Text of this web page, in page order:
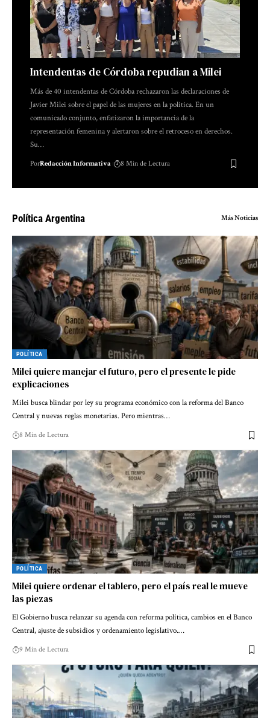
Intendentas de Córdoba repudian a Milei
Más de 40 intendentas de Córdoba rechazaron las declaraciones de
Javier Milei sobre el papel de las mujeres en la política. En un
comunicado conjunto, enfatizaron la importancia de la
representación femenina y alertaron sobre el retroceso en derechos.
Su…
PorRedacción Informativa 8 Min de Lectura
Política Argentina Más Noticias
POLÍTICA
Milei quiere manejar el futuro, pero el presente le pide
explicaciones
Milei busca blindar por ley su programa económico con la reforma del Banco
Central y nuevas reglas monetarias. Pero mientras…
8 Min de Lectura
POLÍTICA
Milei quiere ordenar el tablero, pero el país real le mueve
las piezas
El Gobierno busca relanzar su agenda con reforma política, cambios en el Banco
Central, ajuste de subsidios y ordenamiento legislativo.…
9 Min de Lectura